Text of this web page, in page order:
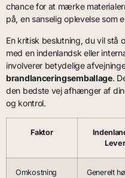
chance for at mærke
på, en sanselig oplevelse som
En kritisk beslutning, du vil stå
med en indenlandsk eller
involverer betydelige
brandlanceringsemballage.
den bedste vej afhænger af
og kontrol.
Faktor
Omkostning
Generelt